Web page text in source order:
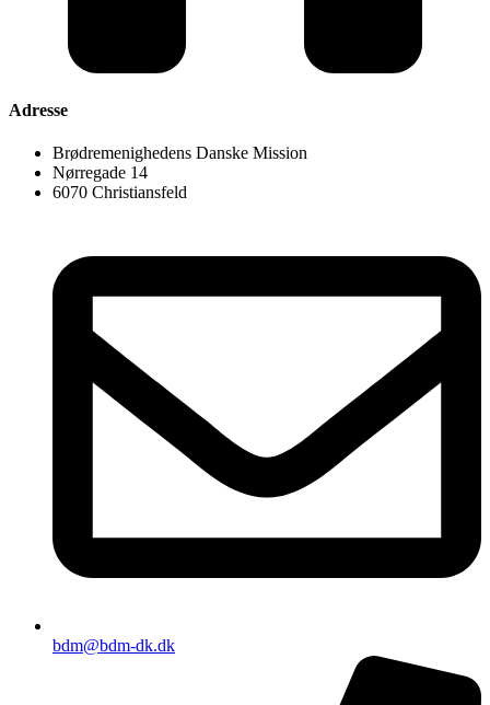
Adresse
Brødremenighedens Danske Mission
Nørregade 14
6070 Christiansfeld
bdm@bdm-dk.dk